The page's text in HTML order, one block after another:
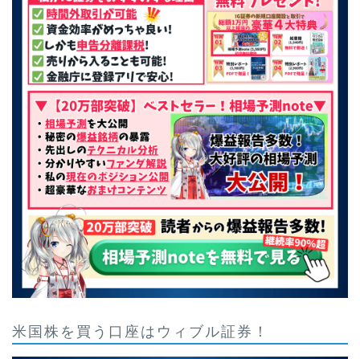
米国株を買う口座はウィブル証券！